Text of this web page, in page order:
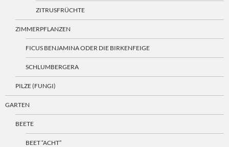
ZITRUSFRÜCHTE
ZIMMERPFLANZEN
FICUS BENJAMINA ODER DIE BIRKENFEIGE
SCHLUMBERGERA
PILZE (FUNGI)
GARTEN
BEETE
BEET “ACHT”